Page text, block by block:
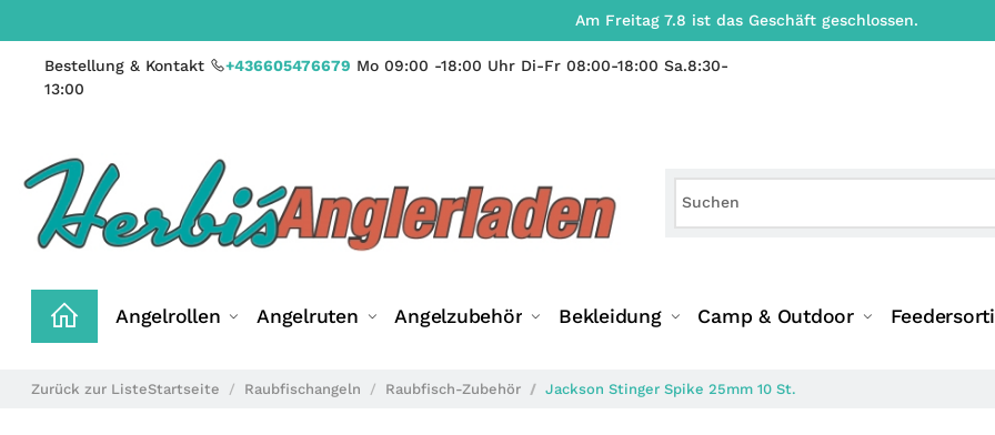
Am Freitag 7.8 ist das Geschäft geschlossen.
Bestellung & Kontakt +436605476679 Mo 09:00 -18:00 Uhr Di-Fr 08:00-18:00 Sa.8:30-
13:00
Angelrollen Angelruten Angelzubehör Bekleidung Camp & Outdoor
Zurück zur ListeStartseite Raubfischangeln Raubfisch-Zubehör Jackson Stinger Spike 25mm 10 St.